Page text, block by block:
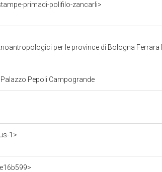
primadi-polifilo-zancarli>
per le province di Bologna Ferrara Forli'-
Pepoli Campogrande
1>